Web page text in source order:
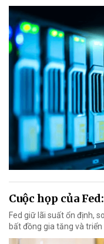
Cuộc họp của
Fed giữ lãi suất ổn định,
bất đồng gia tăng và